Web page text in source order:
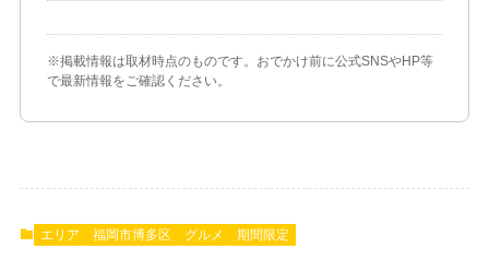
※掲載情報は取材時点のものです。おでかけ前に公式SNSやHP等
で最新情報をご確認ください。
エリア 福岡市博多区 グルメ 期間限定